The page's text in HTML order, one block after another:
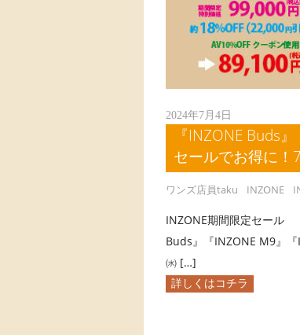
2024年7月4日
『INZONE Buds
セールでお得に
ワンズ店員taku INZONE
INZONE期間限定セール
Buds』『INZONE M9』
㈬ […]
詳しくはコチラ